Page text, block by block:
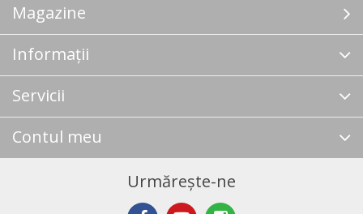
Magazine
Informații
Servicii
Contul meu
Urmărește-ne